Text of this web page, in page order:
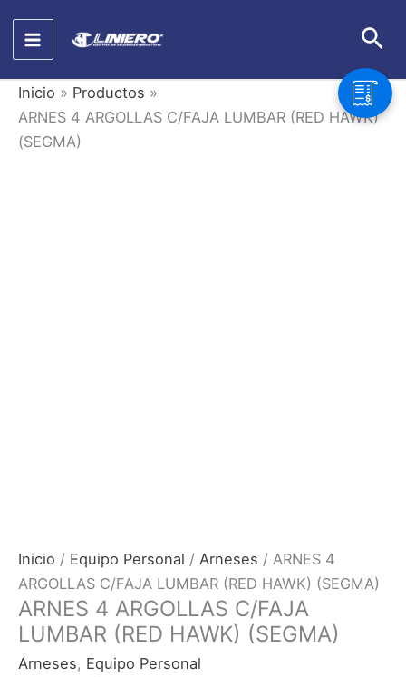
contenido
Inicio
Productos
ARNES 4 ARGOLLAS C/FAJA LUMBAR (RED HAWK)
(SEGMA)
Inicio / Equipo Personal / Arneses / ARNES 4
ARGOLLAS C/FAJA LUMBAR (RED HAWK) (SEGMA)
ARNES 4 ARGOLLAS C/FAJA
LUMBAR (RED HAWK) (SEGMA)
Arneses, Equipo Personal